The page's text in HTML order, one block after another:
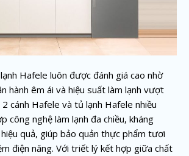
Hafele luôn được đánh giá cao nhờ
hành êm ái và hiệu suất làm lạnh vượt
cánh Hafele và tủ lạnh Hafele nhiều
công nghệ làm lạnh đa chiều, kháng
quả, giúp bảo quản thực phẩm tươi
điện năng. Với triết lý kết hợp giữa chất